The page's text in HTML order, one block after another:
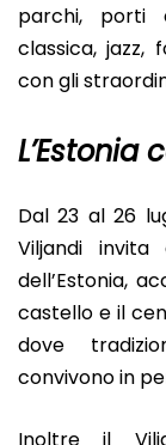
parchi, porti
classica, jazz,
con gli
L’Estonia
Dal 23 al 26
Viljandi
dell’Estonia,
castello e il
dove
convivono in